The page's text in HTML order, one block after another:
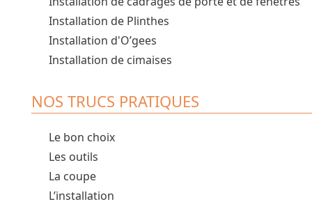
Installation de Plinthes
Installation d'O’gees
Installation de cimaises
NOS TRUCS PRATIQUES
Le bon choix
Les outils
La coupe
L’installation